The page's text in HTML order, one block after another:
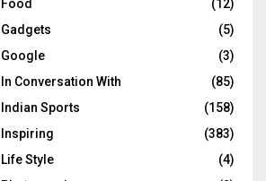
Food
(12)
Gadgets
(5)
Google
(3)
In Conversation With
(85)
Indian Sports
(158)
Inspiring
(383)
Life Style
(4)